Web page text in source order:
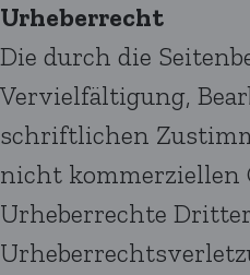
Urheberrecht
Die durch die
Vervielfältigung,
schriftlichen
nicht kommerziellen
Urheberrechte